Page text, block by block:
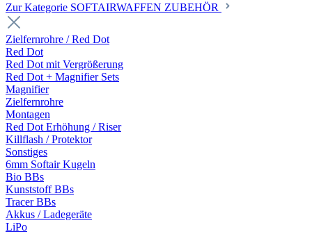
Zur Kategorie SOFTAIRWAFFEN ZUBEHÖR
Zielfernrohre / Red Dot
Red Dot
Red Dot mit Vergrößerung
Red Dot + Magnifier Sets
Magnifier
Zielfernrohre
Montagen
Red Dot Erhöhung / Riser
Killflash / Protektor
Sonstiges
6mm Softair Kugeln
Bio BBs
Kunststoff BBs
Tracer BBs
Akkus / Ladegeräte
LiPo